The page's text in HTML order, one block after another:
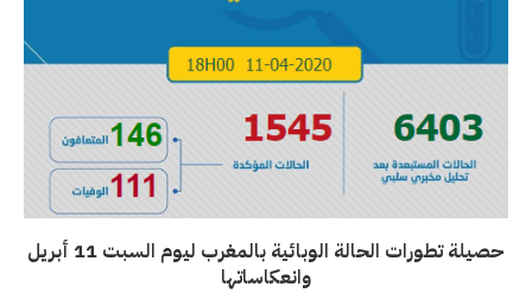
حصيلة تطورات الحالة الوبائية بالمغرب ليوم السبت 11 أبريل
وانعكاساتها